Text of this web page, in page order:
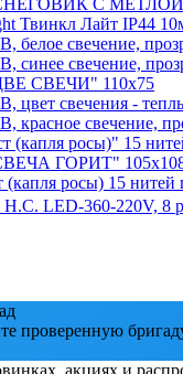
С
Твинкл Лайт IP44
белое свечение,
синее свечение,
СВЕЧИ" 110х75
цвет свечения -
красное свечение,
(капля росы)" 15
ГОРИТ"
(капля росы) 15
LED-360-220V, 8
проверенную
акциях и